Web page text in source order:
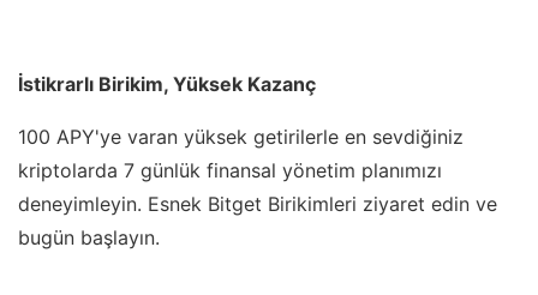
İstikrarlı Birikim, Yüksek Kazanç
100 APY'ye varan yüksek getirilerle en sevdiğiniz
kriptolarda 7 günlük finansal yönetim planımızı
deneyimleyin. Esnek Bitget Birikimleri ziyaret edin ve
bugün başlayın.